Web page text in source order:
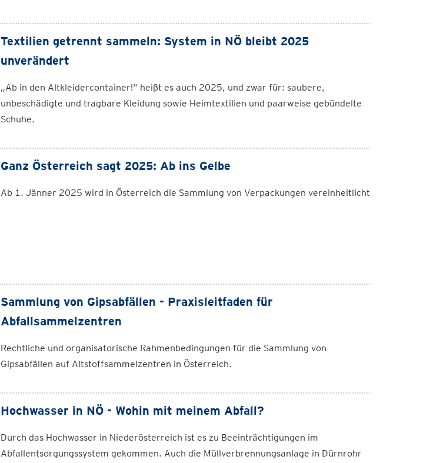
Textilien getrennt sammeln: System in NÖ bleibt 2025
unverändert
„Ab in den Altkleidercontainer!“ heißt es auch 2025, und zwar für: saubere,
unbeschädigte und tragbare Kleidung sowie Heimtextilien und paarweise gebündelte
Schuhe.
Ganz Österreich sagt 2025: Ab ins Gelbe
Ab 1. Jänner 2025 wird in Österreich die Sammlung von Verpackungen vereinheitlicht
Sammlung von Gipsabfällen - Praxisleitfaden für
Abfallsammelzentren
Rechtliche und organisatorische Rahmenbedingungen für die Sammlung von
Gipsabfällen auf Altstoffsammelzentren in Österreich.
Hochwasser in NÖ - Wohin mit meinem Abfall?
Durch das Hochwasser in Niederösterreich ist es zu Beeinträchtigungen im
Abfallentsorgungssystem gekommen. Auch die Müllverbrennungsanlage in Dürnrohr